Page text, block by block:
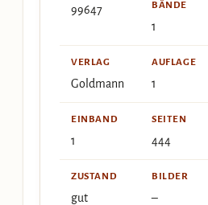
99647
BÄNDE
1
VERLAG
Goldmann
AUFLAGE
1
EINBAND
1
SEITEN
444
ZUSTAND
gut
BILDER
–